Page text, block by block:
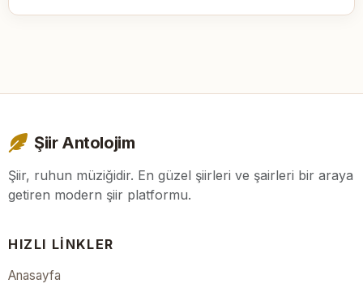
Şiir Antolojim
Şiir, ruhun müziğidir. En güzel şiirleri ve şairleri bir araya
getiren modern şiir platformu.
HIZLI LINKLER
Anasayfa